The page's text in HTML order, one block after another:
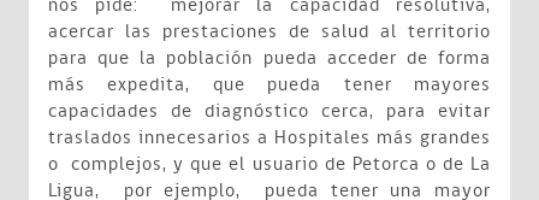
acercar las prestaciones de salud al territorio
para que la población pueda acceder de forma
más expedita, que pueda tener mayores
capacidades de diagnóstico cerca, para evitar
traslados innecesarios a Hospitales más grandes
o complejos, y que el usuario de Petorca o de La
Ligua, por ejemplo, pueda tener una mayor